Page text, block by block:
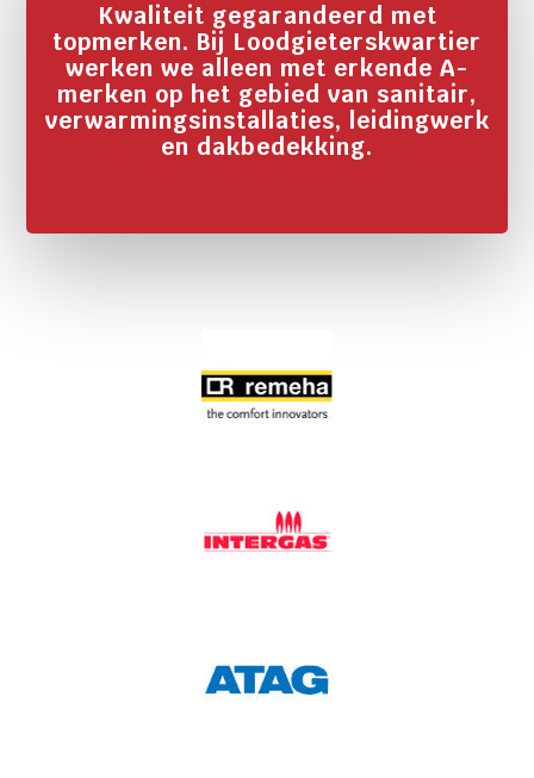
Kwaliteit gegarandeerd met
topmerken. Bij Loodgieterskwartier
werken we alleen met erkende A-
merken op het gebied van sanitair,
verwarmingsinstallaties, leidingwerk
en dakbedekking.